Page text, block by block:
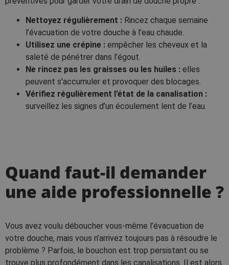
Nettoyez régulièrement : Rincez chaque semaine
l’évacuation de votre douche à l’eau chaude.
Utilisez une crépine : empêcher les cheveux et la
saleté de pénétrer dans l’égout.
Ne rincez pas les graisses ou les huiles : elles
peuvent s’accumuler et provoquer des blocages.
Vérifiez régulièrement l’état de la canalisation :
surveillez les signes d’un écoulement lent de l’eau.
Quand faut-il demander
une aide professionnelle ?
Vous avez voulu déboucher vous-même l’évacuation de
votre douche, mais vous n’arrivez toujours pas à résoudre le
problème ? Parfois, le bouchon est trop persistant ou se
trouve plus profondément dans les canalisations. Il est alors